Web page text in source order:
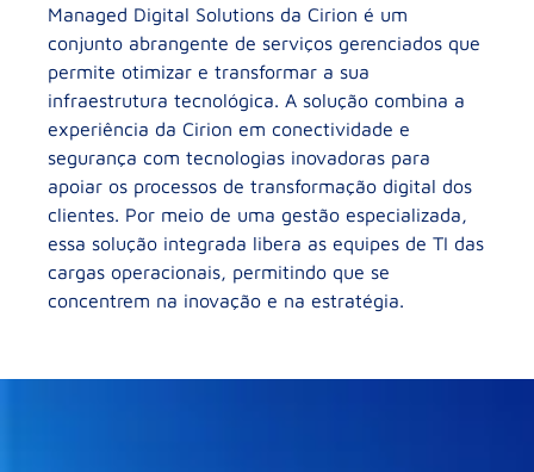
Managed Digital Solutions da Cirion é um
conjunto abrangente de serviços gerenciados que
permite otimizar e transformar a sua
infraestrutura tecnológica. A solução combina a
experiência da Cirion em conectividade e
segurança com tecnologias inovadoras para
apoiar os processos de transformação digital dos
clientes. Por meio de uma gestão especializada,
essa solução integrada libera as equipes de TI das
cargas operacionais, permitindo que se
concentrem na inovação e na estratégia.